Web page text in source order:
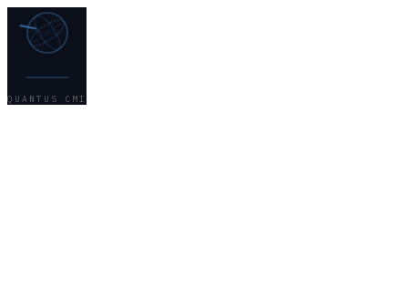
QUANTUS CMI